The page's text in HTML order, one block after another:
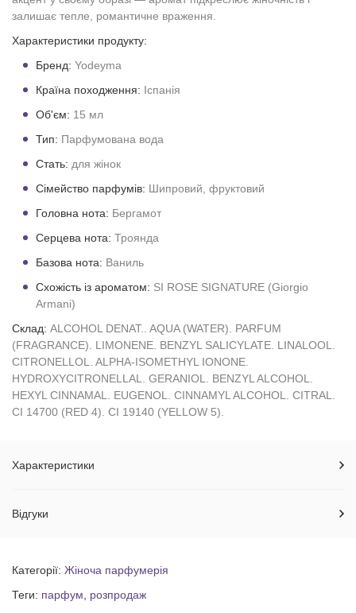
залишає тепле, романтичне враження.
Характеристики продукту:
Бренд: Yodeyma
Країна походження: Іспанія
Об'єм: 15 мл
Тип: Парфумована вода
Стать: для жінок
Сімейство парфумів: Шипровий, фруктовий
Головна нота: Бергамот
Серцева нота: Троянда
Базова нота: Ваниль
Схожість із ароматом: SI ROSE SIGNATURE (Giorgio
Armani)
Склад: ALCOHOL DENAT.. AQUA (WATER). PARFUM
(FRAGRANCE). LIMONENE. BENZYL SALICYLATE. LINALOOL.
CITRONELLOL. ALPHA-ISOMETHYL IONONE.
HYDROXYCITRONELLAL. GERANIOL. BENZYL ALCOHOL.
HEXYL CINNAMAL. EUGENOL. CINNAMYL ALCOHOL. CITRAL.
CI 14700 (RED 4). CI 19140 (YELLOW 5).
Характеристики
Відгуки
Категорії: Жіноча парфумерія
Теги: парфум розпродаж